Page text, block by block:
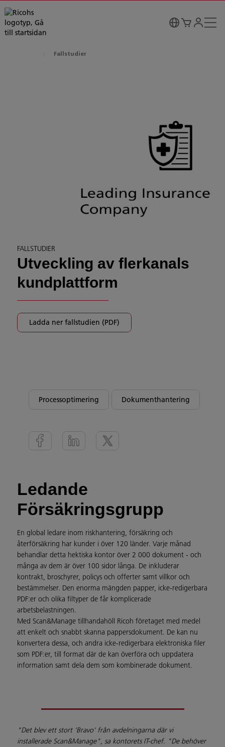
Fallstudier
FALLSTUDIER
Utveckling av flerkanals
kundplattform
Ladda ner fallstudien (PDF)
Processoptimering Dokumenthantering
Ledande
Försäkringsgrupp
En global ledare inom riskhantering, försäkring och
återförsäkring har kunder i över 120 länder. Varje månad
behandlar detta hektiska kontor över 2 000 dokument - och
många av dem är över 100 sidor långa. De inkluderar
kontrakt, broschyrer, policys och offerter samt villkor och
bestämmelser. Den enorma mängden papper, icke-redigerbara
PDF:er och olika filtyper de får komplicerade
arbetsbelastningen.
Med Scan&Manage tillhandahöll Ricoh företaget med medel
att enkelt och snabbt skanna pappersdokument. De kan nu
konvertera dessa, och andra icke-redigerbara elektroniska filer
som PDF:er, till format där de kan överföra och uppdatera
information samt dela dem som kombinerade dokument.
"Det blev ett stort 'Bravo' från avdelningarna där vi
installerade Scan&Manage", sa kontorets IT-chef. "De behöver